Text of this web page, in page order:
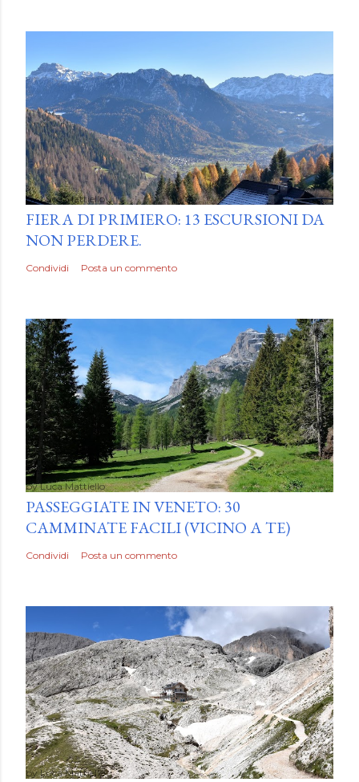
byLuca Mattiello
FIERA DI PRIMIERO: 13 ESCURSIONI DA
NON PERDERE.
Condividi Posta un commento
byLuca Mattiello
PASSEGGIATE IN VENETO: 30
CAMMINATE FACILI (VICINO A TE)
Condividi Posta un commento
byLuca Mattiello